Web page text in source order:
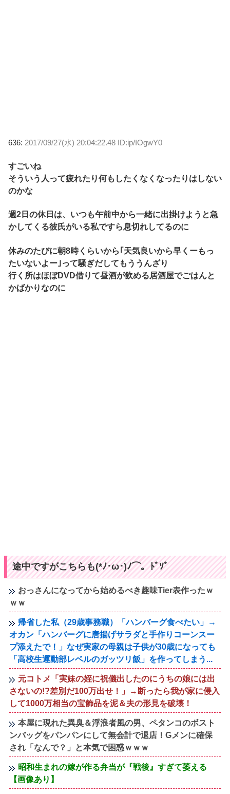
636: 2017/09/27(水) 20:04:22.48 ID:ip/IOgwY0
すごいね
そういう人って疲れたり何もしたくなくなったりはしない
のかな
週2日の休日は、いつも午前中から一緒に出掛けようと急
かしてくる彼氏がいる私ですら息切れしてるのに
休みのたびに朝8時くらいから｢天気良いから早くーもっ
たいないよー｣って騒ぎだしてもううんざり
行く所はほぼDVD借りて昼酒が飲める居酒屋でごはんと
かばかりなのに
途中ですがこちらも(*ﾉ･ω･)ﾉ⌒。ﾄﾞｿﾞ
おっさんになってから始めるべき趣味Tier表作ったｗ
ｗｗ
帰省した私（29歳事務職）「ハンバーグ食べたい」→
オカン「ハンバーグに唐揚げサラダと手作りコーンスー
プ添えたで！」なぜ実家の母親は子供が30歳になっても
「高校生運動部レベルのガッツリ飯」を作ってしまう...
元コトメ「実妹の姪に祝儀出したのにうちの娘には出
さないの!?差別だ100万出せ！」→断ったら我が家に侵入
して1000万相当の宝飾品を泥＆夫の形見を破壊！
本屋に現れた異臭＆浮浪者風の男、ペタンコのボスト
ンバッグをパンパンにして無会計で退店！Gメンに確保
され「なんで？」と本気で困惑ｗｗｗ
昭和生まれの嫁が作る弁当が『戦後』すぎて萎える
【画像あり】